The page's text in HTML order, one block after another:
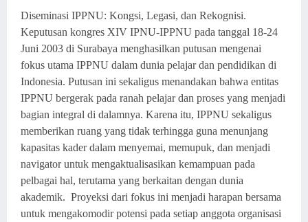
Diseminasi IPPNU: Kongsi, Legasi, dan Rekognisi.
Keputusan kongres XIV IPNU-IPPNU pada tanggal 18-24
Juni 2003 di Surabaya menghasilkan putusan mengenai
fokus utama IPPNU dalam dunia pelajar dan pendidikan di
Indonesia. Putusan ini sekaligus menandakan bahwa entitas
IPPNU bergerak pada ranah pelajar dan proses yang menjadi
bagian integral di dalamnya. Karena itu, IPPNU sekaligus
memberikan ruang yang tidak terhingga guna menunjang
kapasitas kader dalam menyemai, memupuk, dan menjadi
navigator untuk mengaktualisasikan kemampuan pada
pelbagai hal, terutama yang berkaitan dengan dunia
akademik. Proyeksi dari fokus ini menjadi harapan bersama
untuk mengakomodir potensi pada setiap anggota organisasi